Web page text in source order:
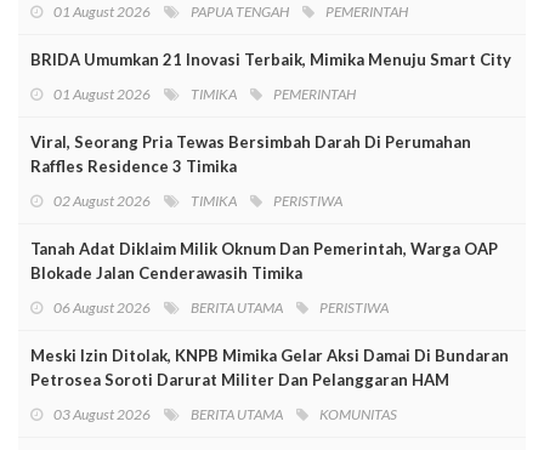
01 August 2026 PAPUA TENGAH PEMERINTAH
BRIDA Umumkan 21 Inovasi Terbaik, Mimika Menuju Smart City
01 August 2026 TIMIKA PEMERINTAH
Viral, Seorang Pria Tewas Bersimbah Darah Di Perumahan
Raffles Residence 3 Timika
02 August 2026 TIMIKA PERISTIWA
Tanah Adat Diklaim Milik Oknum Dan Pemerintah, Warga OAP
Blokade Jalan Cenderawasih Timika
06 August 2026 BERITA UTAMA PERISTIWA
Meski Izin Ditolak, KNPB Mimika Gelar Aksi Damai Di Bundaran
Petrosea Soroti Darurat Militer Dan Pelanggaran HAM
03 August 2026 BERITA UTAMA KOMUNITAS